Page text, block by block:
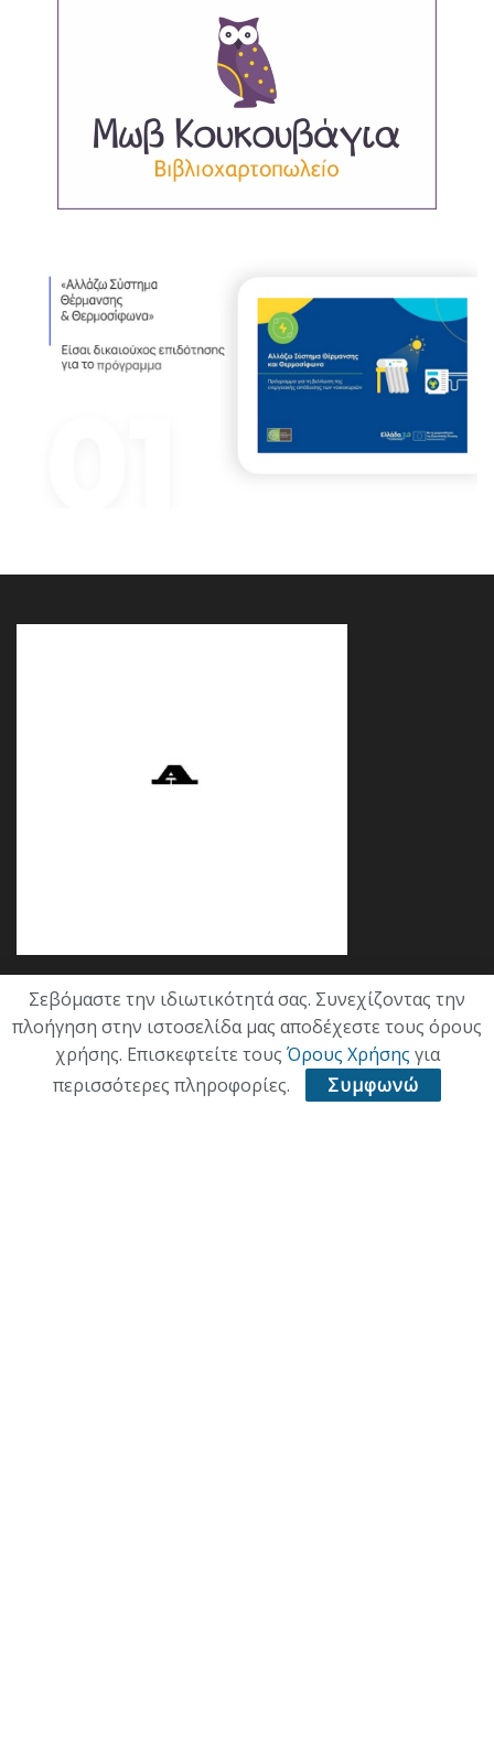
Κατηγορίες
ΕΠΙΚΑΙΡΟΤΗΤΑ
Σεβόμαστε την ιδιωτικότητά σας. Συνεχίζοντας την
πλοήγηση στην ιστοσελίδα μας αποδέχεστε τους όρους
χρήσης. Επισκεφτείτε τους Όρους Χρήσης για
περισσότερες πληροφορίες.
Συμφωνώ